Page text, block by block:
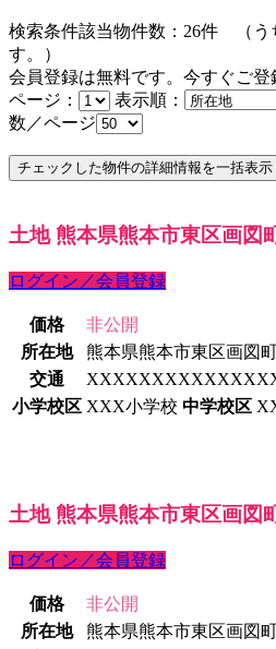
検索条件該当物件数： 26件 （う
す。）
会員登録は無料です。今すぐご
ページ：
表示順：
数／ページ
土地 熊本県熊本市東区画図
ログイン／会員登録
価格
非公開
所在地
熊本県熊本市東区画図
交通
小学校区 XXX小学校 中学校区
土地 熊本県熊本市東区画図
ログイン／会員登録
価格
非公開
所在地
熊本県熊本市東区画図